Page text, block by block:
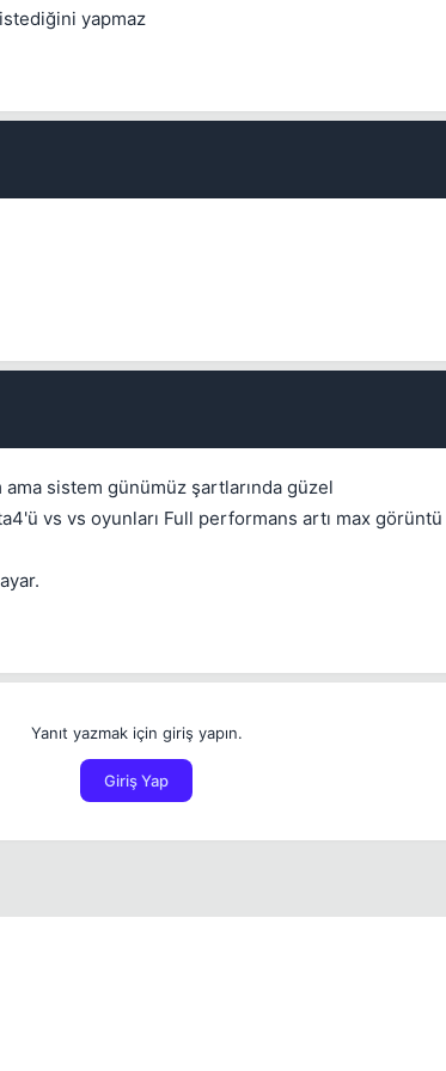
yapmaz
sistem günümüz şartlarında güzel
vs vs oyunları Full performans artı max
Yanıt yazmak için giriş yapın.
Giriş Yap